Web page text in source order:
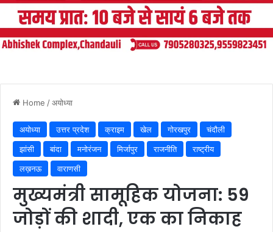
Home /अयोध्या
अयोध्या उत्तर प्रदेश क्राइम खेल गोरखपुर
चंदौली
झांसी
बांदा मनोरंजन मिर्जापुर राजनीति
राष्ट्रीय
लख़नऊ
वाराणसी
मुख्यमंत्री सामूहिक योजना: 59
जोड़ों की शादी, एक का निकाह